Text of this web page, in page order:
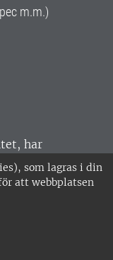
som lagras i din
att webbplatsen
m.m.)
har
är
•
•